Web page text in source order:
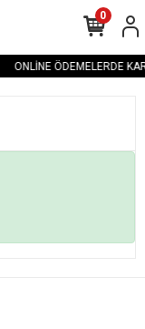
ONLİNE ÖDEMELERDE
0